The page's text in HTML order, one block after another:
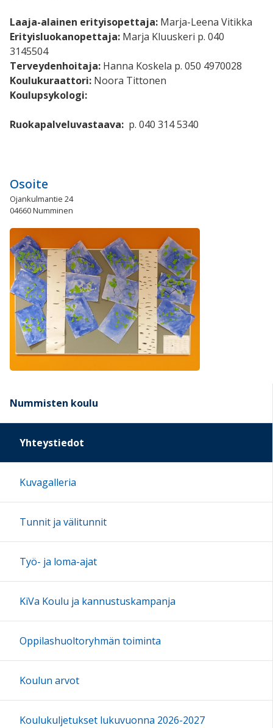
Laaja-alainen erityisopettaja: Marja-Leena Vitikka
Erityisluokanopettaja: Marja Kluuskeri p. 040
3145504
Terveydenhoitaja: Hanna Koskela p. 050 4970028
Koulukuraattori: Noora Tittonen
Koulupsykologi:
Ruokapalveluvastaava: p. 040 314 5340
Osoite
Ojankulmantie 24
04660 Numminen
Nummisten koulu
Yhteystiedot
Kuvagalleria
Tunnit ja välitunnit
Työ- ja loma-ajat
KiVa Koulu ja kannustuskampanja
Oppilashuoltoryhmän toiminta
Koulun arvot
Koulukuljetukset lukuvuonna 2026-2027